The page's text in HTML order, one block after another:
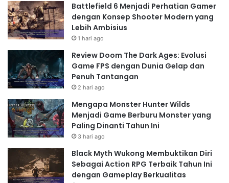
Battlefield 6 Menjadi Perhatian Gamer
dengan Konsep Shooter Modern yang
Lebih Ambisius
1 hari ago
Review Doom The Dark Ages: Evolusi
Game FPS dengan Dunia Gelap dan
Penuh Tantangan
2 hari ago
Mengapa Monster Hunter Wilds
Menjadi Game Berburu Monster yang
Paling Dinanti Tahun Ini
3 hari ago
Black Myth Wukong Membuktikan Diri
Sebagai Action RPG Terbaik Tahun Ini
dengan Gameplay Berkualitas